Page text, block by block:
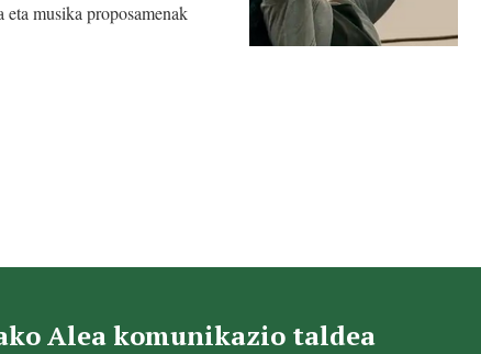
musika proposamenak
Alea komunikazio taldea